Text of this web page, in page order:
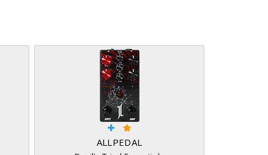
ALLPEDAL